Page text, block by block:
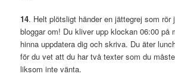
14. Helt plötsligt händer en jättegrej som rör
bloggar om! Du kliver upp klockan 06:00 på
hinna uppdatera dig och skriva. Du äter
för du vet att du har två texter som du
liksom inte vänta.